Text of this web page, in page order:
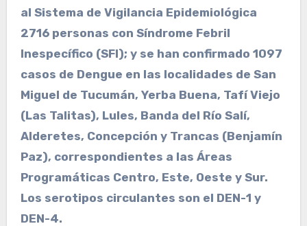
al Sistema de Vigilancia Epidemiológica
2716 personas con Síndrome Febril
Inespecífico (SFI); y se han confirmado 1097
casos de Dengue en las localidades de San
Miguel de Tucumán, Yerba Buena, Tafí Viejo
(Las Talitas), Lules, Banda del Río Salí,
Alderetes, Concepción y Trancas (Benjamín
Paz), correspondientes a las Áreas
Programáticas Centro, Este, Oeste y Sur.
Los serotipos circulantes son el DEN-1 y
DEN-4.